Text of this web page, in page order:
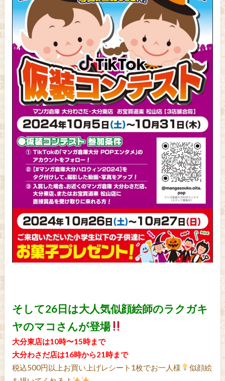
そして26日は大人気似顔絵師のラクガキ
ヤのマコさんが登場
大分東店は10時〜15時まで
大分わさだ店は16時から21時まで
税込500円以上お買い上げレシート1枚でお一人様
似顔絵